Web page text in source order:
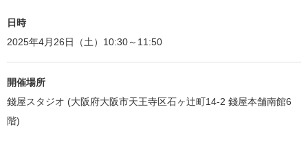
日時
2025年4月26日（土）10:30～11:50
開催場所
錢屋スタジオ (大阪府大阪市天王寺区石ヶ辻町14-2 錢屋本舗南館6
階)